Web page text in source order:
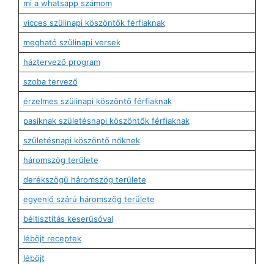
mi a whatsapp számom
vicces szülinapi köszöntők férfiaknak
megható szülinapi versek
háztervező program
szoba tervező
érzelmes szülinapi köszöntő férfiaknak
pasiknak születésnapi köszöntők férfiaknak
születésnapi köszöntő nőknek
háromszög területe
derékszögű háromszög területe
egyenlő szárú háromszög területe
béltisztítás keserűsóval
léböjt receptek
léböjt